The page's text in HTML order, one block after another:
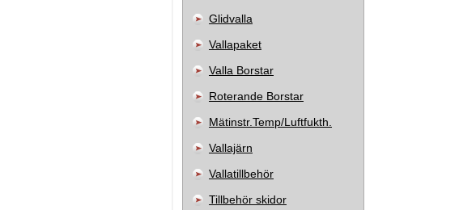
Glidvalla
Vallapaket
Valla Borstar
Roterande Borstar
Mätinstr.Temp/Luftfukth.
Vallajärn
Vallatillbehör
Tillbehör skidor